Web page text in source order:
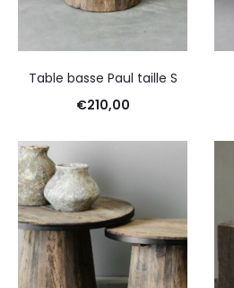
Table basse Paul taille S
€210,00